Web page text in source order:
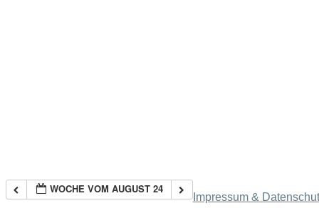
WOCHE VOM AUGUST 24
Impressum &